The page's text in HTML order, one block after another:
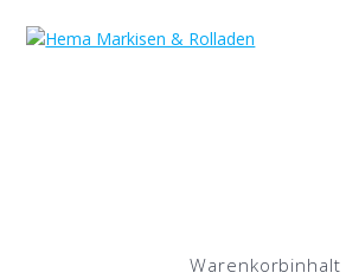
Warenkorbinhalt